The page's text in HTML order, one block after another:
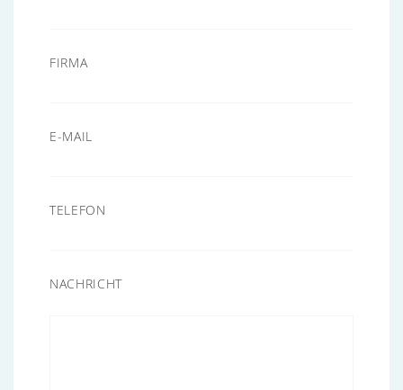
FIRMA
E-MAIL
TELEFON
NACHRICHT